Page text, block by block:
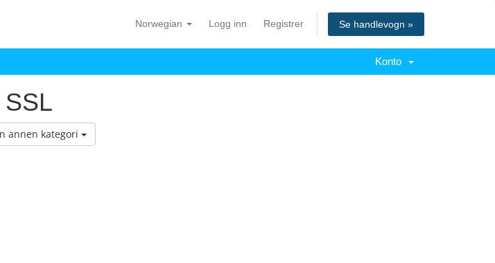
Norwegian Logg inn Registrer Se handlevogn »
Konto
SSL
annen kategori